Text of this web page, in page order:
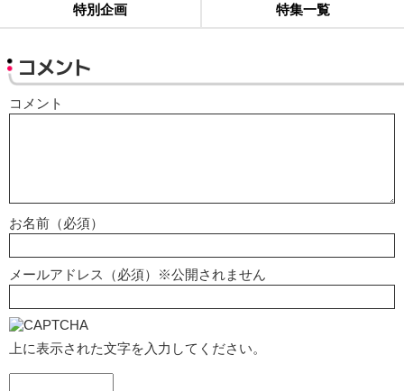
特別企画 特集一覧
コメント
コメント
お名前（必須）
メールアドレス（必須）※公開されません
上に表示された文字を入力してください。